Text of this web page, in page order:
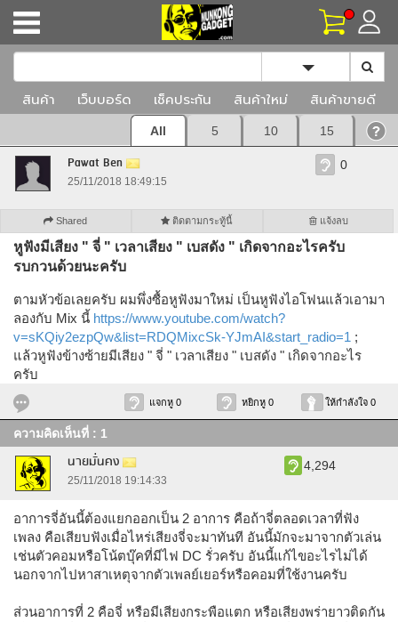
Toggle
สินค้า เว็บบอร์ด เช็คประกัน สินค้าใหม่ สินค้าขายดี
All 5 10 15
Pawat Ben
25/11/2018 18:49:15
0
Shared ติดตามกระทู้นี้ แจ้งลบ
หูฟังมีเสียง " จี่ " เวลาเสียง " เบสดัง " เกิดจากอะไรครับ
รบกวนด้วยนะครับ
ตามหัวข้อเลยครับ ผมพึ่งซื้อหูฟังมาใหม่ เป็นหูฟังไอโฟนแล้วเอามา
ลองกับ Mix นี้ https://www.youtube.com/watch?
v=sKQiy2ezpQw&list=RDQMixcSk-YJmAI&start_radio=1 ;
แล้วหูฟังข้างซ้ายมีเสียง " จี่ " เวลาเสียง " เบสดัง " เกิดจากอะไร
ครับ
แจกหู 0 หยิกหู 0 ให้กำลังใจ 0
ความคิดเห็นที่ : 1
นายมั่นคง
25/11/2018 19:14:33
4,294
อาการจี่อันนี้ต้องแยกออกเป็น 2 อาการ คือถ้าจี่ตลอดเวลาที่ฟัง
เพลง คือเสียบฟังเมื่อไหร่เสียงจี่จะมาทันที อันนี้มักจะมาจากตัวเล่น
เช่นตัวคอมหรือโน้ตบุ๊คที่มีไฟ DC รั่วครับ อันนี้แก้ไขอะไรไม่ได้
นอกจากไปหาสาเหตุจากตัวเพลย์เยอร์หรือคอมที่ใช้งานครับ
ส่วนอาการที่ 2 คือจี่ หรือมีเสียงกระพือแตก หรือเสียงพร่ายาวติดกัน